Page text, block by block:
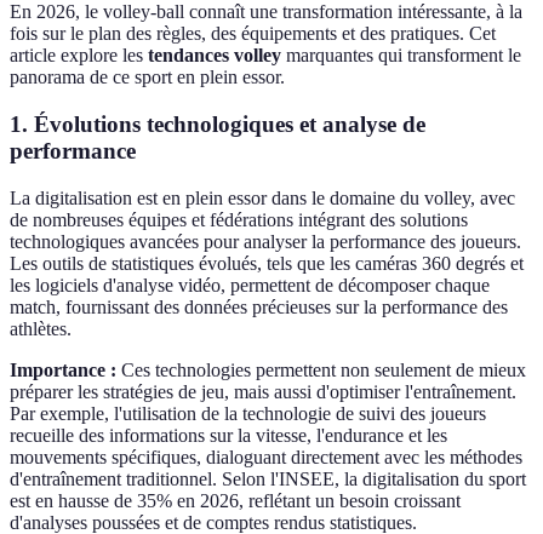
En 2026, le volley-ball connaît une transformation intéressante, à la
fois sur le plan des règles, des équipements et des pratiques. Cet
article explore les tendances volley marquantes qui transforment le
panorama de ce sport en plein essor.
1. Évolutions technologiques et analyse de
performance
La digitalisation est en plein essor dans le domaine du volley, avec
de nombreuses équipes et fédérations intégrant des solutions
technologiques avancées pour analyser la performance des joueurs.
Les outils de statistiques évolués, tels que les caméras 360 degrés et
les logiciels d'analyse vidéo, permettent de décomposer chaque
match, fournissant des données précieuses sur la performance des
athlètes.
Importance : Ces technologies permettent non seulement de mieux
préparer les stratégies de jeu, mais aussi d'optimiser l'entraînement.
Par exemple, l'utilisation de la technologie de suivi des joueurs
recueille des informations sur la vitesse, l'endurance et les
mouvements spécifiques, dialoguant directement avec les méthodes
d'entraînement traditionnel. Selon l'INSEE, la digitalisation du sport
est en hausse de 35% en 2026, reflétant un besoin croissant
d'analyses poussées et de comptes rendus statistiques.